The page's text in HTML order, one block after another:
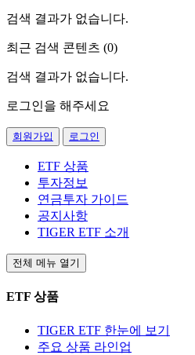
검색 결과가 없습니다.
최근 검색 콘텐츠 (0)
검색 결과가 없습니다.
로그인을 해주세요
회원가입 로그인
ETF 상품
투자정보
연금투자 가이드
공지사항
TIGER ETF 소개
전체 메뉴 열기
ETF 상품
TIGER ETF 한눈에 보기
주요 상품 라인업